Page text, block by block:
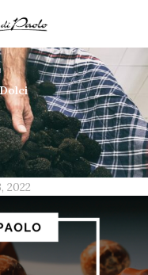
Dolci
bianco e
2022